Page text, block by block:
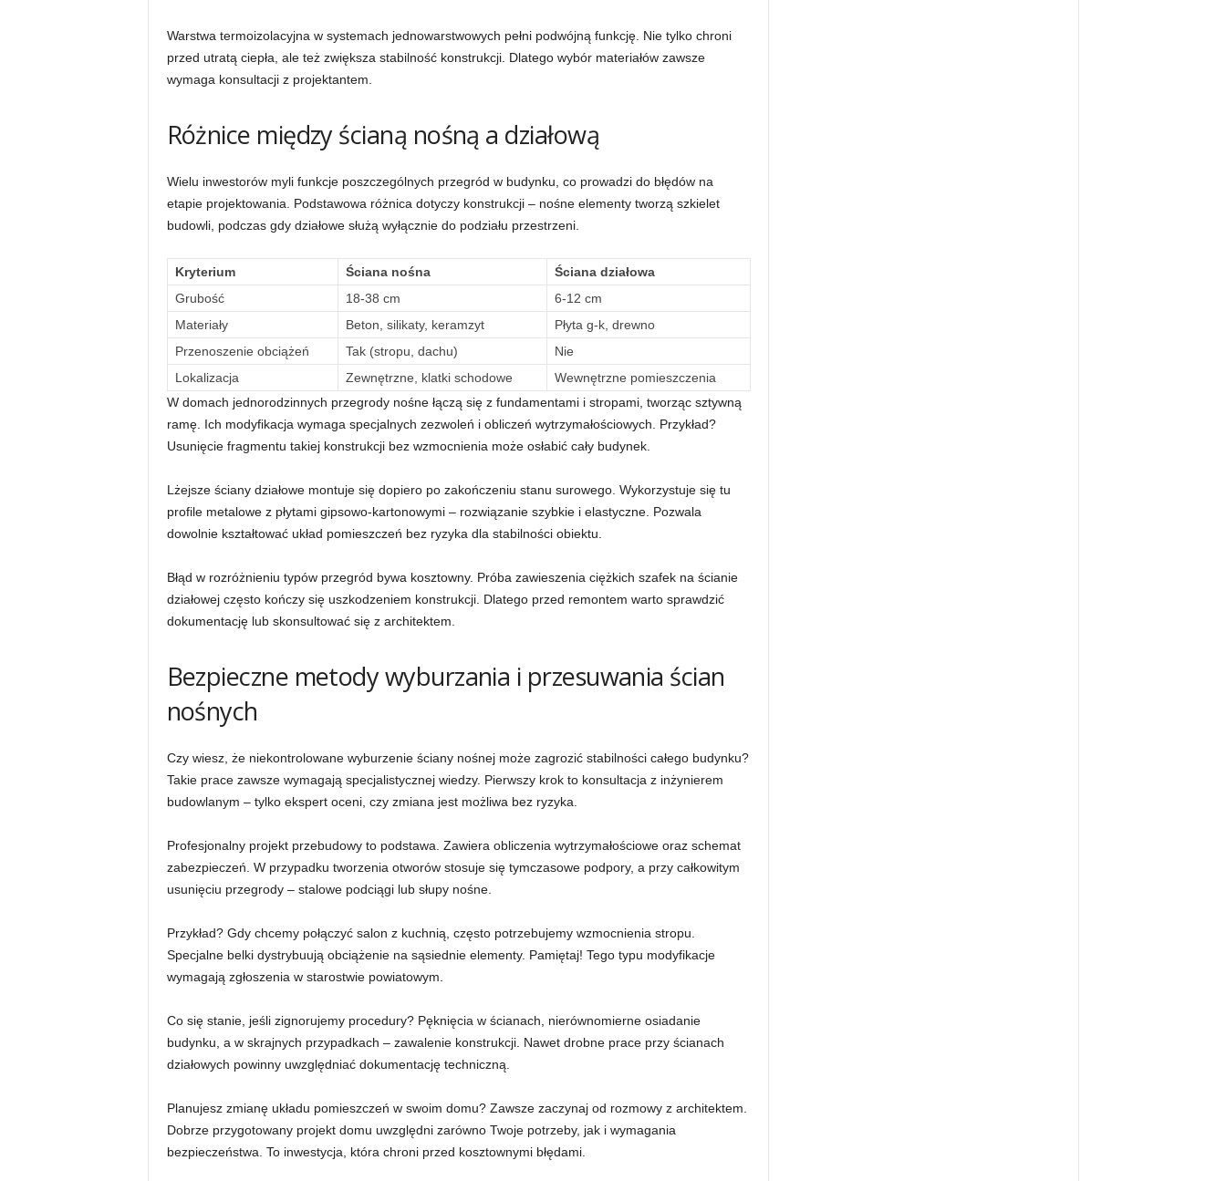
Warstwa termoizolacyjna w systemach jednowarstwowych pełni podwójną funkcję. Nie tylko chroni
przed utratą ciepła, ale też zwiększa stabilność konstrukcji. Dlatego wybór materiałów zawsze
wymaga konsultacji z projektantem.
Różnice między ścianą nośną a działową
Wielu inwestorów myli funkcje poszczególnych przegród w budynku, co prowadzi do błędów na
etapie projektowania. Podstawowa różnica dotyczy konstrukcji – nośne elementy tworzą szkielet
budowli, podczas gdy działowe służą wyłącznie do podziału przestrzeni.
Kryterium Ściana nośna
Ściana działowa
Grubość
18-38 cm
6-12 cm
Materiały
Beton, silikaty, keramzyt
Płyta g-k, drewno
Przenoszenie obciążeń
Tak (stropu, dachu)
Nie
Lokalizacja
Zewnętrzne, klatki schodowe
Wewnętrzne pomieszczenia
W domach jednorodzinnych przegrody nośne łączą się z fundamentami i stropami, tworząc sztywną
ramę. Ich modyfikacja wymaga specjalnych zezwoleń i obliczeń wytrzymałościowych. Przykład?
Usunięcie fragmentu takiej konstrukcji bez wzmocnienia może osłabić cały budynek.
Lżejsze ściany działowe montuje się dopiero po zakończeniu stanu surowego. Wykorzystuje się tu
profile metalowe z płytami gipsowo-kartonowymi – rozwiązanie szybkie i elastyczne. Pozwala
dowolnie kształtować układ pomieszczeń bez ryzyka dla stabilności obiektu.
Błąd w rozróżnieniu typów przegród bywa kosztowny. Próba zawieszenia ciężkich szafek na ścianie
działowej często kończy się uszkodzeniem konstrukcji. Dlatego przed remontem warto sprawdzić
dokumentację lub skonsultować się z architektem.
Bezpieczne metody wyburzania i przesuwania ścian
nośnych
Czy wiesz, że niekontrolowane wyburzenie ściany nośnej może zagrozić stabilności całego budynku?
Takie prace zawsze wymagają specjalistycznej wiedzy. Pierwszy krok to konsultacja z inżynierem
budowlanym – tylko ekspert oceni, czy zmiana jest możliwa bez ryzyka.
Profesjonalny projekt przebudowy to podstawa. Zawiera obliczenia wytrzymałościowe oraz schemat
zabezpieczeń. W przypadku tworzenia otworów stosuje się tymczasowe podpory, a przy całkowitym
usunięciu przegrody – stalowe podciągi lub słupy nośne.
Przykład? Gdy chcemy połączyć salon z kuchnią, często potrzebujemy wzmocnienia stropu.
Specjalne belki dystrybuują obciążenie na sąsiednie elementy. Pamiętaj! Tego typu modyfikacje
wymagają zgłoszenia w starostwie powiatowym.
Co się stanie, jeśli zignorujemy procedury? Pęknięcia w ścianach, nierównomierne osiadanie
budynku, a w skrajnych przypadkach – zawalenie konstrukcji. Nawet drobne prace przy ścianach
działowych powinny uwzględniać dokumentację techniczną.
Planujesz zmianę układu pomieszczeń w swoim domu? Zawsze zaczynaj od rozmowy z architektem.
Dobrze przygotowany projekt domu uwzględni zarówno Twoje potrzeby, jak i wymagania
bezpieczeństwa. To inwestycja, która chroni przed kosztownymi błędami.